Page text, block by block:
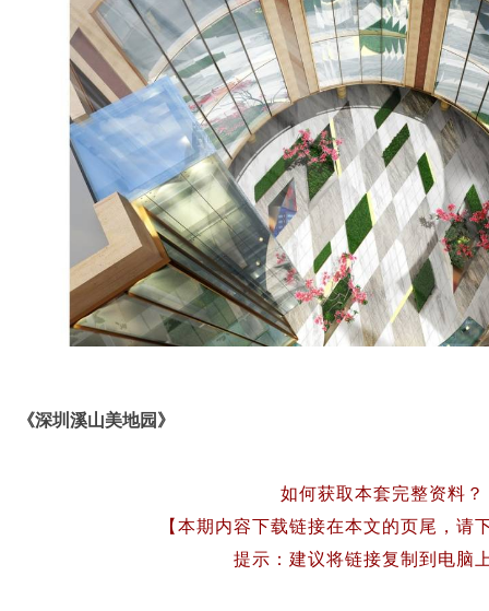
《深圳溪山美地园》
如何获取本套完整资料？
【本期内容下载链接在本文的页尾，请
提示：建议将链接复制到电脑